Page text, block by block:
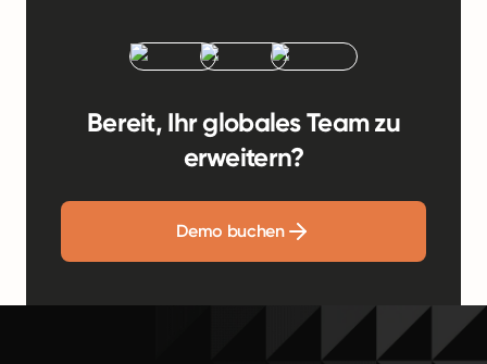
Bereit, Ihr globales Team zu
erweitern?
Demo buchen